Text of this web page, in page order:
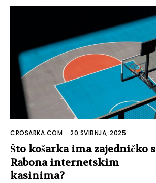
CROSARKA.COM -20 SVIBNJA, 2025
Što košarka ima zajedničko s
Rabona internetskim
kasinima?